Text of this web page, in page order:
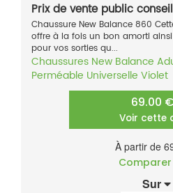
Prix de vente public
Chaussure New Balance 860
offre à la fois un bon amorti
pour vos sorties qu...
Chaussures New Balance
Perméable Universelle Violet
69.00 €
Voir cette
À partir de
Comparer
Sur